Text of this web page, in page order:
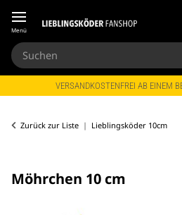
Menü
VERSANDKOSTENFREI AB EINEM
Zurück zur Liste Lieblingsköder 10cm
Möhrchen 10 cm